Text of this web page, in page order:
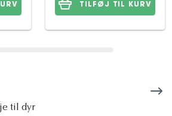
TILFØJ TIL KURV
til dyr